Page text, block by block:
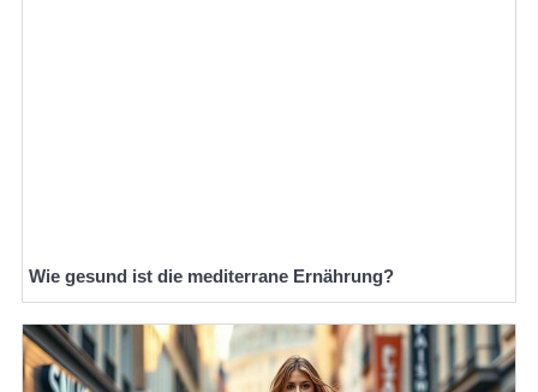
Wie gesund ist die mediterrane Ernährung?